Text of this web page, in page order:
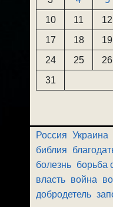
10
11 12
17
18 19
24
25 26
31
Россия Украина
библия
болезнь борьба
власть война
добродетель